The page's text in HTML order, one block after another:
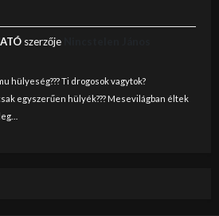
szerzője
hülyeség??? Ti drogosok vagytok?
egyszerűen hülyék??? Mesevilágban éltek